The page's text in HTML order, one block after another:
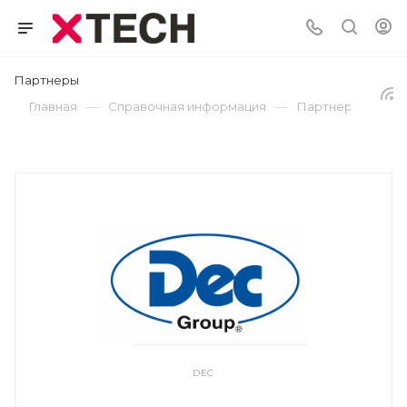
Партнеры
Главная
— Справочная информация — Партнеры
DEC